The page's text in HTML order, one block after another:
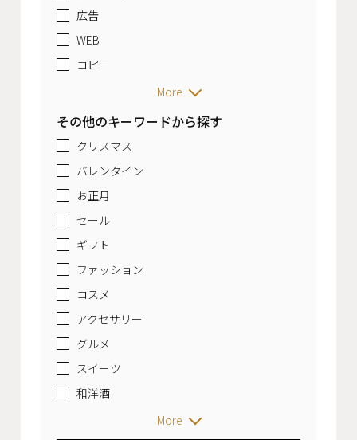
広告
WEB
コピー
More
その他のキーワードから探す
クリスマス
バレンタイン
お正月
セール
ギフト
ファッション
コスメ
アクセサリー
グルメ
スイーツ
和洋酒
More